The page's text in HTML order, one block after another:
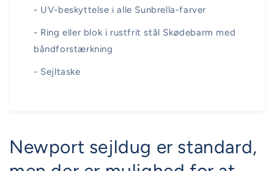
- UV-beskyttelse i alle Sunbrella-farver
- Ring eller blok i rustfrit stål Skødebarm med
båndforstærkning
- Sejltaske
Newport sejldug er standard,